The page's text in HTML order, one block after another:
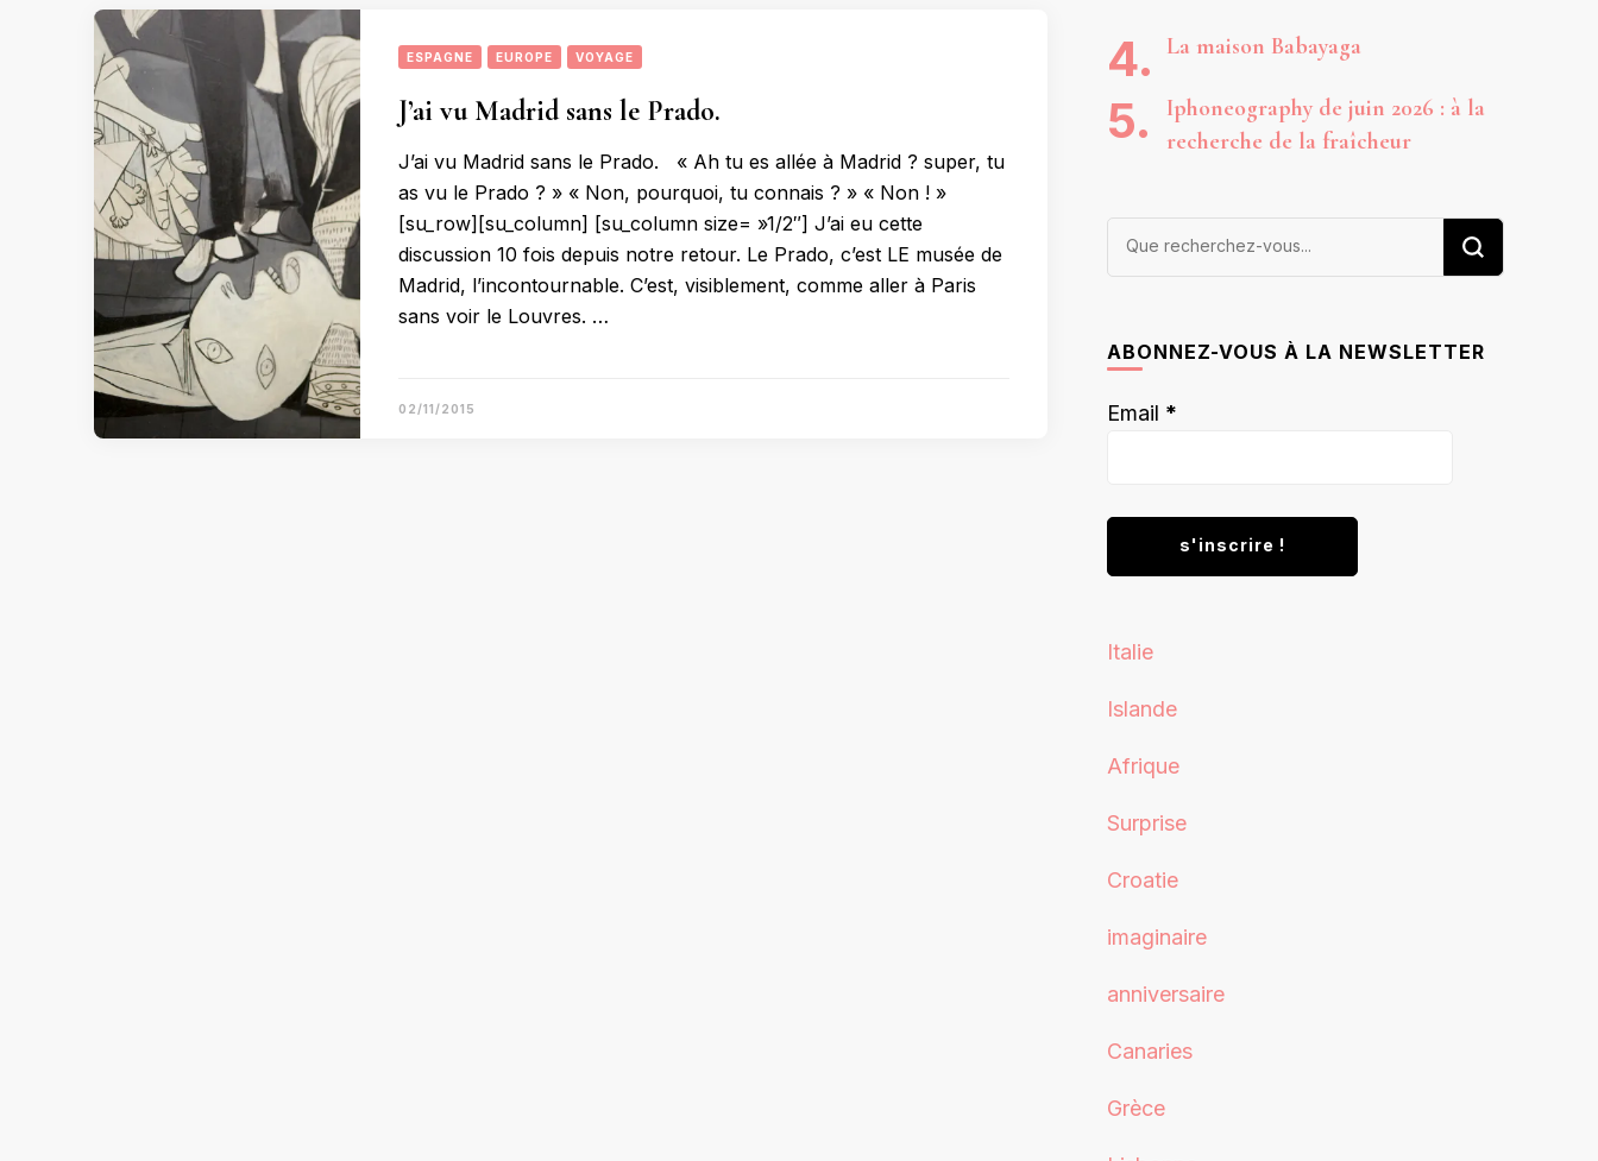
ESPAGNE EUROPE VOYAGE
J’ai vu Madrid sans le Prado.
J’ai vu Madrid sans le Prado. « Ah tu es allée à Madrid ? super, tu
as vu le Prado ? » « Non, pourquoi, tu connais ? » « Non ! »
[su_row][su_column] [su_column size= »1/2″] J’ai eu cette
discussion 10 fois depuis notre retour. Le Prado, c’est LE musée de
Madrid, l’incontournable. C’est, visiblement, comme aller à Paris
sans voir le Louvres. …
02/11/2015
La maison Babayaga
Iphoneography de juin 2026 : à la
recherche de la fraîcheur
Vous
ABONNEZ-VOUS À LA NEWSLETTER
Email *
Italie
Islande
Afrique
Surprise
Croatie
imaginaire
anniversaire
Canaries
Grèce